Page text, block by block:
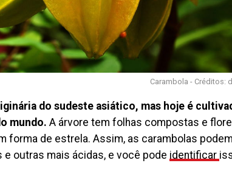
Carambola - Créditos:
do sudeste asiático, mas hoje é
mundo. A árvore tem folhas compostas e
forma de estrela. Assim, as carambolas
e outras mais ácidas, e você pode identificar